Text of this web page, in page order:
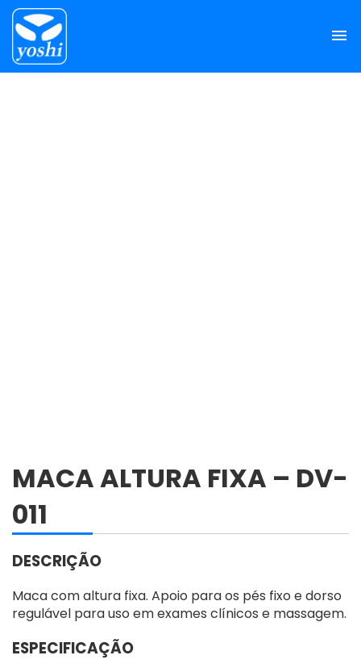
MACA ALTURA FIXA – DV-
011
DESCRIÇÃO
Maca com altura fixa. Apoio para os pés fixo e dorso
regulável para uso em exames clínicos e massagem.
ESPECIFICAÇÃO